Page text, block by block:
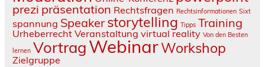
prezi präsentation Rechtsfragen Rechtsinformationen Sixt
spannung Speaker storytelling Tipps Training
Urheberrecht Veranstaltung virtual reality Von den Besten
lernen VortragWebinarWorkshop
Zielgruppe